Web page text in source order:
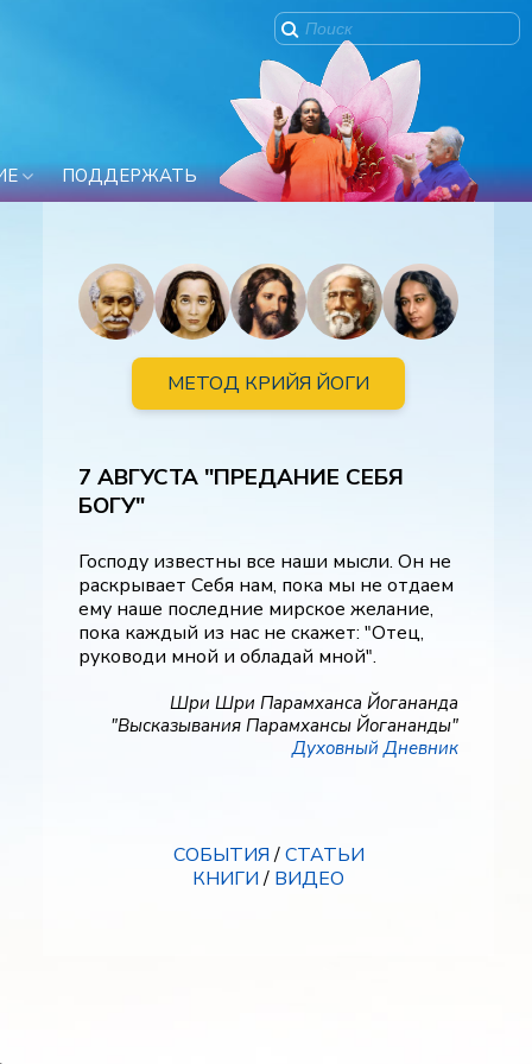
ПОДДЕРЖАТЬ
МЕТОД КРИЙЯ ЙОГИ
7 АВГУСТА "ПРЕДАНИЕ СЕБЯ
БОГУ"
Господу известны все наши мысли. Он не
раскрывает Себя нам, пока мы не отдаем
ему наше последние мирское желание,
пока каждый из нас не скажет: "Отец,
руководи мной и обладай мной".
Шри Шри Парамханса Йогананда
"Высказывания Парамхансы Йогананды"
Духовный Дневник
СОБЫТИЯ/СТАТЬИ
КНИГИ/ ВИДЕО